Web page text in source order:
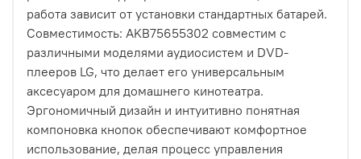
работа зависит от установки стандартных батарей.
Совместимость: AKB75655302 совместим с
различными моделями аудиосистем и DVD-
плееров LG, что делает его универсальным
аксесуаром для домашнего кинотеатра.
Эргономичный дизайн и интуитивно понятная
компоновка кнопок обеспечивают комфортное
использование, делая процесс управления